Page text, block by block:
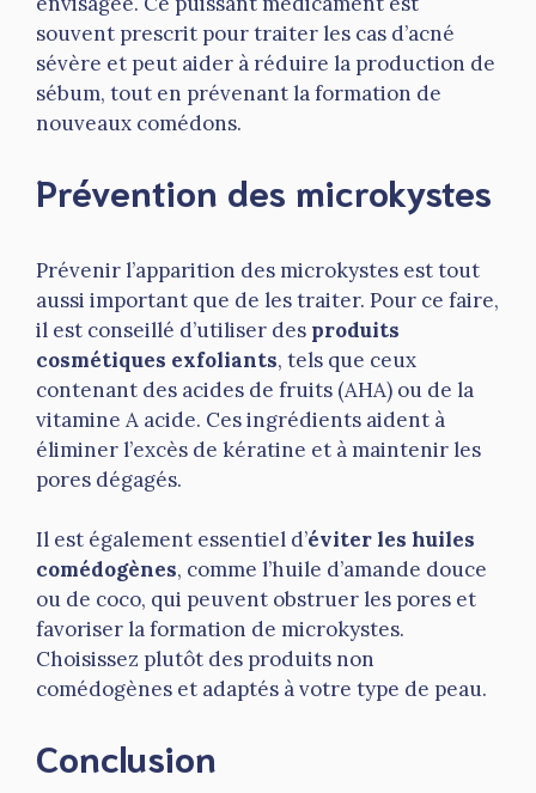
souvent prescrit pour traiter les cas d’acné
sévère et peut aider à réduire la production de
sébum, tout en prévenant la formation de
nouveaux comédons.
Prévention des microkystes
Prévenir l’apparition des microkystes est tout
aussi important que de les traiter. Pour ce faire,
il est conseillé d’utiliser des produits
cosmétiques exfoliants, tels que ceux
contenant des acides de fruits (AHA) ou de la
vitamine A acide. Ces ingrédients aident à
éliminer l’excès de kératine et à maintenir les
pores dégagés.
Il est également essentiel d’éviter les huiles
comédogènes, comme l’huile d’amande douce
ou de coco, qui peuvent obstruer les pores et
favoriser la formation de microkystes.
Choisissez plutôt des produits non
comédogènes et adaptés à votre type de peau.
Conclusion